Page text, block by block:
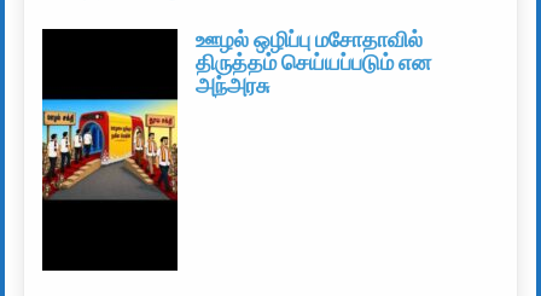
ஊழல் ஒழிப்பு மசோதாவில்
திருத்தம் செய்யப்படும் என
அந்அரசு